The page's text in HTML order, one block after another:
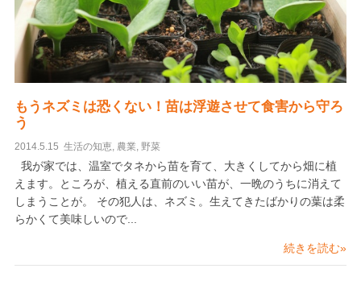
もうネズミは恐くない！苗は浮遊させて食害から守ろ
う
2014.5.15 生活の知恵, 農業 野菜
我が家では、温室でタネから苗を育て、大きくしてから畑に植
えます。ところが、植える直前のいい苗が、一晩のうちに消えて
しまうことが。 その犯人は、ネズミ。生えてきたばかりの葉は柔
らかくて美味しいので...
続きを読む»